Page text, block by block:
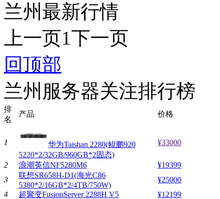
兰州最新行情
上一页1下一页
回顶部
兰州服务器关注排行榜
排
名
产品 价格
1
华为Taishan 2280(鲲鹏920
5220*2/32GB/960GB*2固态)
¥33000
2 浪潮英信NF5280M6
¥19399
3
联想SR658H-D1(海光C86
5380*2/16GB*2/4TB/750W)
¥25000
4
超聚变FusionServer 2288H V5 ¥12199